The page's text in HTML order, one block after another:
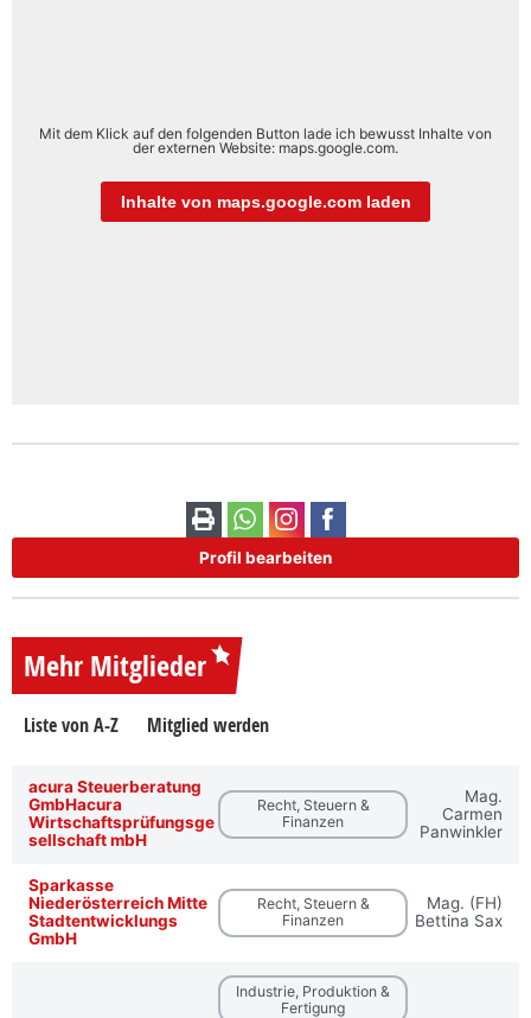
Mit dem Klick auf den folgenden Button lade ich bewusst Inhalte von
der externen Website: maps.google.com.
Inhalte von maps.google.com laden
Profil bearbeiten
Mehr Mitglieder
Liste von A-Z Mitglied werden
acura Steuerberatung
GmbHacura
Wirtschaftsprüfungsge
sellschaft mbH
Recht, Steuern &
Finanzen
Mag.
Carmen
Panwinkler
Sparkasse
Niederösterreich Mitte
Stadtentwicklungs
GmbH
Recht, Steuern &
Finanzen
Mag. (FH)
Bettina Sax
Industrie, Produktion &
Fertigung